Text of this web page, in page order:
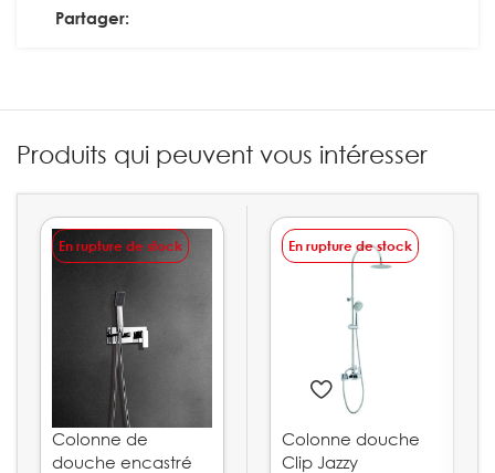
Partager:
Produits qui peuvent vous intéresser
En rupture de stock
Colonne de
douche encastré
En rupture de stock
Colonne douche
Clip Jazzy